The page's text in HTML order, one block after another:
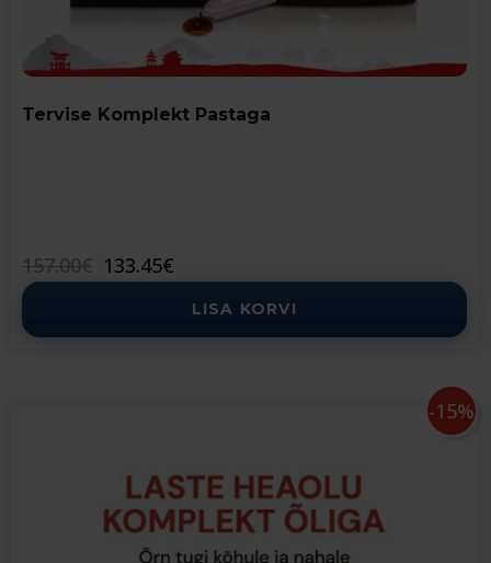
Tervise Komplekt Pastaga
157.00€ Algne
hind
157.00€.
133.45€
price
133.45€.
LISA KORVI
-15%